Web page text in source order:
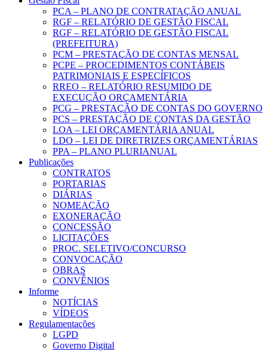
PCA – PLANO DE CONTRATAÇÃO ANUAL
RGF – RELATÓRIO DE GESTÃO FISCAL
RGF – RELATÓRIO DE GESTÃO FISCAL
(PREFEITURA)
PCM – PRESTAÇÃO DE CONTAS MENSAL
PCPE – PROCEDIMENTOS CONTÁBEIS
PATRIMONIAIS E ESPECÍFICOS
RREO – RELATÓRIO RESUMIDO DE
EXECUÇÃO ORÇAMENTÁRIA
PCG – PRESTAÇÃO DE CONTAS DO GOVERNO
PCS – PRESTAÇÃO DE CONTAS DA GESTÃO
LOA – LEI ORÇAMENTÁRIA ANUAL
LDO – LEI DE DIRETRIZES ORÇAMENTÁRIAS
PPA – PLANO PLURIANUAL
Publicações
CONTRATOS
PORTARIAS
DIÁRIAS
NOMEAÇÃO
EXONERAÇÃO
CONCESSÃO
LICITAÇÕES
PROC. SELETIVO/CONCURSO
CONVOCAÇÃO
OBRAS
CONVÊNIOS
Informe
NOTÍCIAS
VÍDEOS
Regulamentações
LGPD
Governo Digital